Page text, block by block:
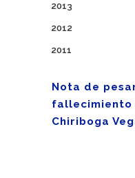
2013
2012
2011
Nota de
fallecimiento
Chiriboga